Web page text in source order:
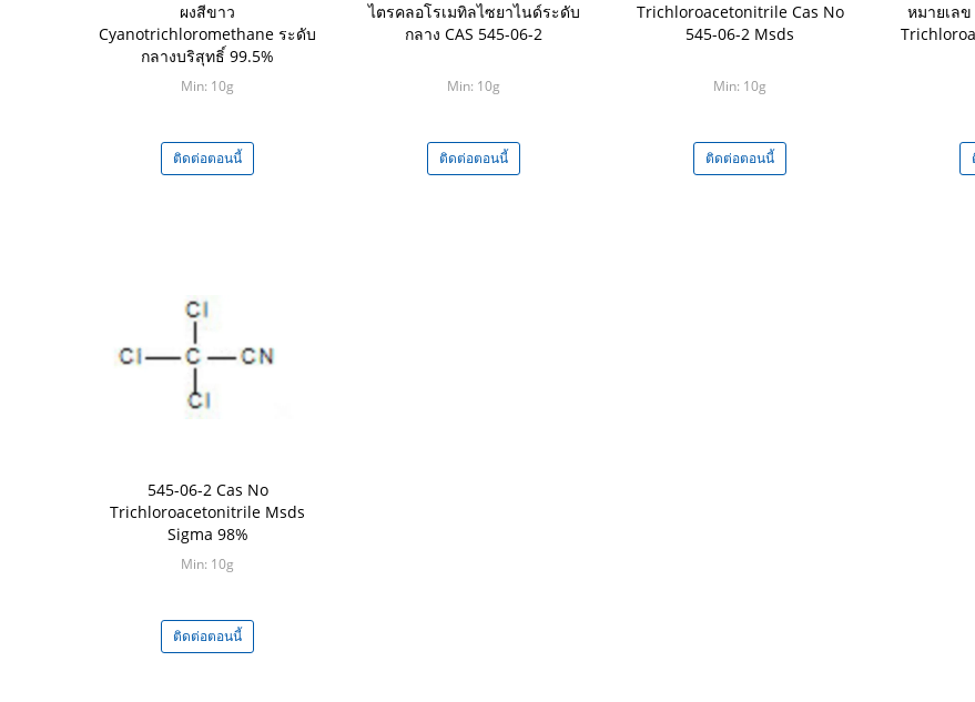
ผงสีขาว
Cyanotrichloromethane ระดับ
กลางบริสุทธิ์ 99.5%
Min: 10g
ติดต่อตอนนี้
ไตรคลอโรเมทิลไซยาไนด์ระดับ
กลาง CAS 545-06-2
Min: 10g
ติดต่อตอนนี้
Trichloroacetonitrile Cas No
545-06-2 Msds
Min: 10g
ติดต่อตอนนี้
หมายเลข
545-06-2 Cas No
Trichloroacetonitrile Msds
Sigma 98%
Min: 10g
ติดต่อตอนนี้